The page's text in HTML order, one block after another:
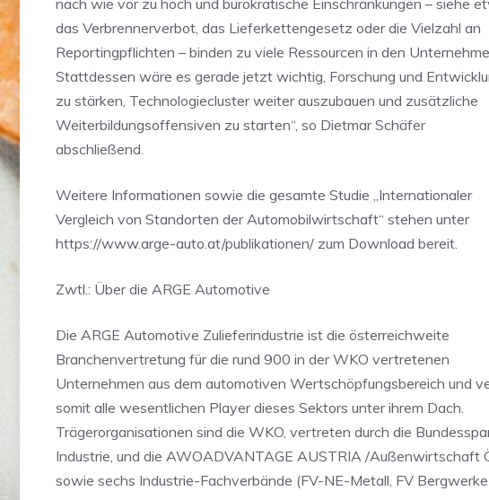
nach wie vor zu hoch und bürokratische Einschränkungen – siehe
das Verbrennerverbot, das Lieferkettengesetz oder die Vielzahl an
Reportingpflichten – binden zu viele Ressourcen in den
Stattdessen wäre es gerade jetzt wichtig, Forschung und
zu stärken, Technologiecluster weiter auszubauen und zusätzliche
Weiterbildungsoffensiven zu starten“, so Dietmar Schäfer
abschließend.
Weitere Informationen sowie die gesamte Studie „Internationaler
Vergleich von Standorten der Automobilwirtschaft“ stehen unter
https://www.arge-auto.at/publikationen/ zum Download bereit.
Zwtl.: Über die ARGE Automotive
Die ARGE Automotive Zulieferindustrie ist die österreichweite
Branchenvertretung für die rund 900 in der WKO vertretenen
Unternehmen aus dem automotiven Wertschöpfungsbereich und
somit alle wesentlichen Player dieses Sektors unter ihrem Dach.
Trägerorganisationen sind die WKO, vertreten durch die
Industrie, und die AWOADVANTAGE AUSTRIA /Außenwirtschaft
sowie sechs Industrie-Fachverbände (FV-NE-Metall, FV